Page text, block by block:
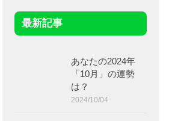
最新記事
あなたの2024年
「10月」の運勢
は？
2024/10/04